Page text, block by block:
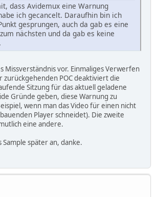
dass Avidemux eine Warnung
ich gecancelt. Daraufhin bin ich
gesprungen, auch da gab es eine
nächsten und da gab es keine
Missverständnis vor. Einmaliges Verwerfen
zurückgehenden POC deaktiviert die
Sitzung für das aktuell geladene
Gründe geben, diese Warnung zu
wenn man das Video für einen nicht
Player schneidet). Die zweite
eine andere.
Sample später an, danke.